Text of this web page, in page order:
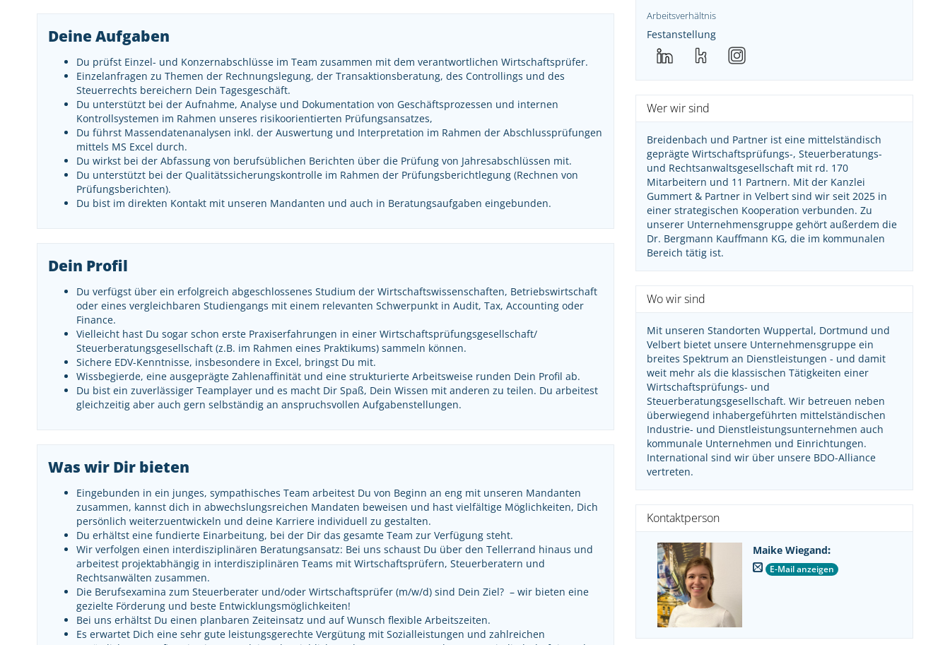
Deine Aufgaben
Du prüfst Einzel- und Konzernabschlüsse im Team zusammen mit dem verantwortlichen Wirtschaftsprüfer.
Einzelanfragen zu Themen der Rechnungslegung, der Transaktionsberatung, des Controllings und des
Steuerrechts bereichern Dein Tagesgeschäft.
Du unterstützt bei der Aufnahme, Analyse und Dokumentation von Geschäftsprozessen und internen
Kontrollsystemen im Rahmen unseres risikoorientierten Prüfungsansatzes,
Du führst Massendatenanalysen inkl. der Auswertung und Interpretation im Rahmen der Abschlussprüfungen
mittels MS Excel durch.
Du wirkst bei der Abfassung von berufsüblichen Berichten über die Prüfung von Jahresabschlüssen mit.
Du unterstützt bei der Qualitätssicherungskontrolle im Rahmen der Prüfungsberichtlegung (Rechnen von
Prüfungsberichten).
Du bist im direkten Kontakt mit unseren Mandanten und auch in Beratungsaufgaben eingebunden.
Dein Profil
Du verfügst über ein erfolgreich abgeschlossenes Studium der Wirtschaftswissenschaften, Betriebswirtschaft
oder eines vergleichbaren Studiengangs mit einem relevanten Schwerpunkt in Audit, Tax, Accounting oder
Finance.
Vielleicht hast Du sogar schon erste Praxiserfahrungen in einer Wirtschaftsprüfungsgesellschaft/
Steuerberatungsgesellschaft (z.B. im Rahmen eines Praktikums) sammeln können.
Sichere EDV-Kenntnisse, insbesondere in Excel, bringst Du mit.
Wissbegierde, eine ausgeprägte Zahlenaffinität und eine strukturierte Arbeitsweise runden Dein Profil ab.
Du bist ein zuverlässiger Teamplayer und es macht Dir Spaß, Dein Wissen mit anderen zu teilen. Du arbeitest
gleichzeitig aber auch gern selbständig an anspruchsvollen Aufgabenstellungen.
Was wir Dir bieten
Eingebunden in ein junges, sympathisches Team arbeitest Du von Beginn an eng mit unseren Mandanten
zusammen, kannst dich in abwechslungsreichen Mandaten beweisen und hast vielfältige Möglichkeiten, Dich
persönlich weiterzuentwickeln und deine Karriere individuell zu gestalten.
Du erhältst eine fundierte Einarbeitung, bei der Dir das gesamte Team zur Verfügung steht.
Wir verfolgen einen interdisziplinären Beratungsansatz: Bei uns schaust Du über den Tellerrand hinaus und
arbeitest projektabhängig in interdisziplinären Teams mit Wirtschaftsprüfern, Steuerberatern und
Rechtsanwälten zusammen.
Die Berufsexamina zum Steuerberater und/oder Wirtschaftsprüfer (m/w/d) sind Dein Ziel? – wir bieten eine
gezielte Förderung und beste Entwicklungsmöglichkeiten!
Bei uns erhältst Du einen planbaren Zeiteinsatz und auf Wunsch flexible Arbeitszeiten.
Es erwartet Dich eine sehr gute leistungsgerechte Vergütung mit Sozialleistungen und zahlreichen
Arbeitsverhältnis
Festanstellung
Wer wir sind
Breidenbach und Partner ist eine mittelständisch
geprägte Wirtschaftsprüfungs-, Steuerberatungs-
und Rechtsanwaltsgesellschaft mit rd. 170
Mitarbeitern und 11 Partnern. Mit der Kanzlei
Gummert & Partner in Velbert sind wir seit 2025 in
einer strategischen Kooperation verbunden. Zu
unserer Unternehmensgruppe gehört außerdem die
Dr. Bergmann Kauffmann KG, die im kommunalen
Bereich tätig ist.
Wo wir sind
Mit unseren Standorten Wuppertal, Dortmund und
Velbert bietet unsere Unternehmensgruppe ein
breites Spektrum an Dienstleistungen - und damit
weit mehr als die klassischen Tätigkeiten einer
Wirtschaftsprüfungs- und
Steuerberatungsgesellschaft. Wir betreuen neben
überwiegend inhabergeführten mittelständischen
Industrie- und Dienstleistungsunternehmen auch
kommunale Unternehmen und Einrichtungen.
International sind wir über unsere BDO-Alliance
vertreten.
Kontaktperson
Maike Wiegand:
E-Mail anzeigen